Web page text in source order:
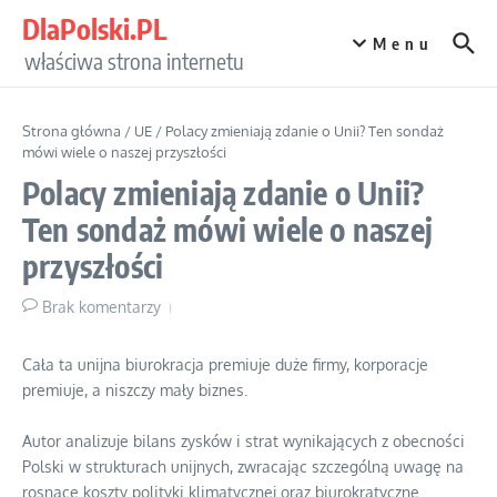
DlaPolski.PL
właściwa strona internetu
Menu
Strona główna / UE / Polacy zmieniają zdanie o Unii? Ten sondaż
mówi wiele o naszej przyszłości
Polacy zmieniają zdanie o Unii?
Ten sondaż mówi wiele o naszej
przyszłości
Brak komentarzy
Cała ta unijna biurokracja premiuje duże firmy, korporacje
premiuje, a niszczy mały biznes.
Autor analizuje bilans zysków i strat wynikających z obecności
Polski w strukturach unijnych, zwracając szczególną uwagę na
rosnące koszty polityki klimatycznej oraz biurokratyczne